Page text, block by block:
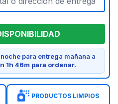
para entrega mañana a
1h 46m para ordenar.
PRODUCTOS LIMPIOS